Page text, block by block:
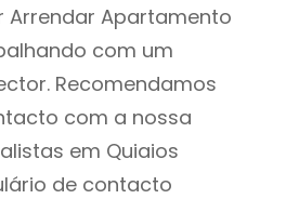
Arrendar Apartamento
com um
Recomendamos
com a nossa
em Quiaios
de contacto